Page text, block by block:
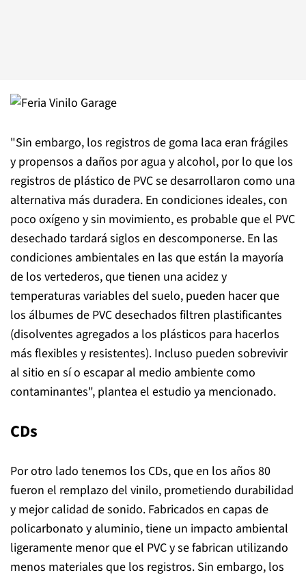
"Sin embargo, los registros de goma laca eran frágiles
y propensos a daños por agua y alcohol, por lo que los
registros de plástico de PVC se desarrollaron como una
alternativa más duradera. En condiciones ideales, con
poco oxígeno y sin movimiento, es probable que el PVC
desechado tardará siglos en descomponerse. En las
condiciones ambientales en las que están la mayoría
de los vertederos, que tienen una acidez y
temperaturas variables del suelo, pueden hacer que
los álbumes de PVC desechados filtren plastificantes
(disolventes agregados a los plásticos para hacerlos
más flexibles y resistentes). Incluso pueden sobrevivir
al sitio en sí o escapar al medio ambiente como
contaminantes", plantea el estudio ya mencionado.
CDs
Por otro lado tenemos los CDs, que en los años 80
fueron el remplazo del vinilo, prometiendo durabilidad
y mejor calidad de sonido. Fabricados en capas de
policarbonato y aluminio, tiene un impacto ambiental
ligeramente menor que el PVC y se fabrican utilizando
menos materiales que los registros. Sin embargo, los